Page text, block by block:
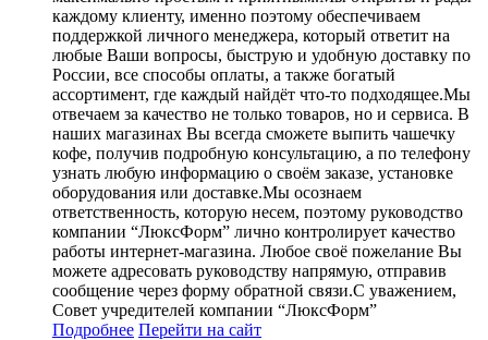
каждому клиенту, именно поэтому обеспечиваем
поддержкой личного менеджера, который ответит на
любые Ваши вопросы, быструю и удобную доставку по
России, все способы оплаты, а также богатый
ассортимент, где каждый найдёт что-то подходящее.Мы
отвечаем за качество не только товаров, но и сервиса. В
наших магазинах Вы всегда сможете выпить чашечку
кофе, получив подробную консультацию, а по телефону
узнать любую информацию о своём заказе, установке
оборудования или доставке.Мы осознаем
ответственность, которую несем, поэтому руководство
компании “ЛюксФорм” лично контролирует качество
работы интернет-магазина. Любое своё пожелание Вы
можете адресовать руководству напрямую, отправив
сообщение через форму обратной связи.С уважением,
Совет учредителей компании “ЛюксФорм”
Подробнее Перейти на сайт